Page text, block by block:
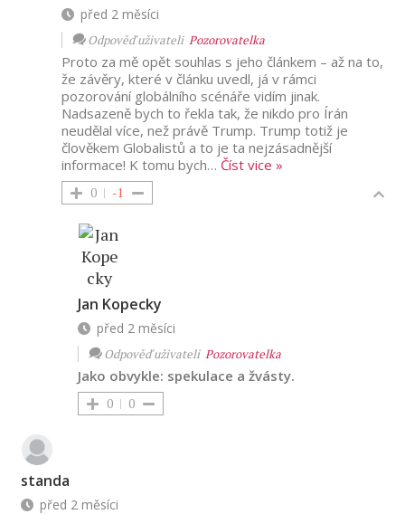
před 2 měsíci
Odpověď uživateliPozorovatelka
Proto za mě opět souhlas s jeho článkem – až na to,
že závěry, které v článku uvedl, já v rámci
pozorování globálního scénáře vidím jinak.
Nadsazeně bych to řekla tak, že nikdo pro Írán
neudělal více, než právě Trump. Trump totiž je
člověkem Globalistů a to je ta nejzásadnější
informace! K tomu bych… Číst vice »
0 -1
Jan Kopecky
před 2 měsíci
Odpověď uživateliPozorovatelka
Jako obvykle: spekulace a žvásty.
0 0
standa
před 2 měsíci